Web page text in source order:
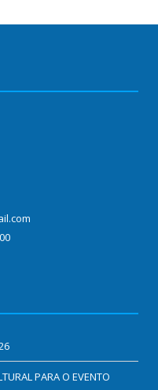
PARA O EVENTO